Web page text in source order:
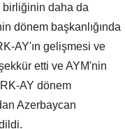
birliğinin daha da
dönem başkanlığında
AY'ın gelişmesi ve
etti ve AYM'nin
AY dönem
Azerbaycan